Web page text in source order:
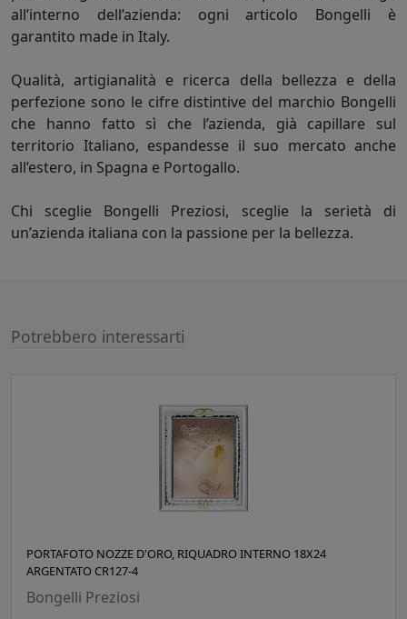
all’interno dell’azienda: ogni articolo Bongelli è
garantito made in Italy.
Qualità, artigianalità e ricerca della bellezza e della
perfezione sono le cifre distintive del marchio Bongelli
che hanno fatto sì che l’azienda, già capillare sul
territorio Italiano, espandesse il suo mercato anche
all’estero, in Spagna e Portogallo.
Chi sceglie Bongelli Preziosi, sceglie la serietà di
un’azienda italiana con la passione per la bellezza.
Potrebbero interessarti
PORTAFOTO NOZZE D'ORO, RIQUADRO INTERNO 18X24
ARGENTATO CR127-4
Bongelli Preziosi